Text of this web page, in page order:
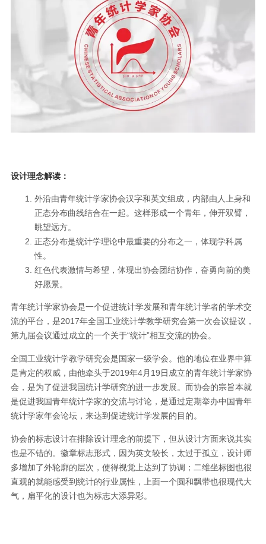
设计理念解读：
外沿由青年统计学家协会汉字和英文组成，内部由人上身和
正态分布曲线结合在一起。这样形成一个青年，伸开双臂，
眺望远方。
正态分布是统计学理论中最重要的分布之一，体现学科属
性。
红色代表激情与希望，体现出协会团结协作，奋勇向前的美
好愿景。
青年统计学家协会是一个促进统计学发展和青年统计学者的学术交
流的平台，是2017年全国工业统计学教学研究会第一次会议提议，
第九届会议通过成立的一个关于“统计”相互交流的协会。
全国工业统计学教学研究会是国家一级学会。他的地位在业界中算
是肯定的权威，由他牵头于2019年4月19日成立的青年统计学家协
会，是为了促进我国统计学研究的进一步发展。而协会的宗旨本就
是促进我国青年统计学家的交流与讨论，是通过定期举办中国青年
统计学家年会论坛，来达到促进统计学发展的目的。
协会的标志设计在排除设计理念的前提下，但从设计方面来说其实
也是不错的。徽章标志形式，因为英文较长，太过于孤立，设计师
多增加了外轮廓的层次，使得视觉上达到了协调；二维坐标图也很
直观的就能感受到统计的行业属性，上面一个圆和飘带也很现代大
气，扁平化的设计也为标志大添异彩。